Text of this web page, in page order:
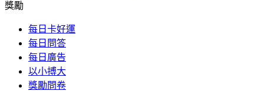
獎勵
每日卡好運
每日問答
每日廣告
以小搏大
獎勵問卷